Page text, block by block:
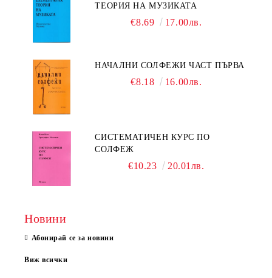
ТЕОРИЯ НА МУЗИКАТА
€8.69 17.00лв.
НАЧАЛНИ СОЛФЕЖИ ЧАСТ ПЪРВА
€8.18 16.00лв.
СИСТЕМАТИЧЕН КУРС ПО
СОЛФЕЖ
€10.23 20.01лв.
Новини
Абонирай се за новини
Виж всички